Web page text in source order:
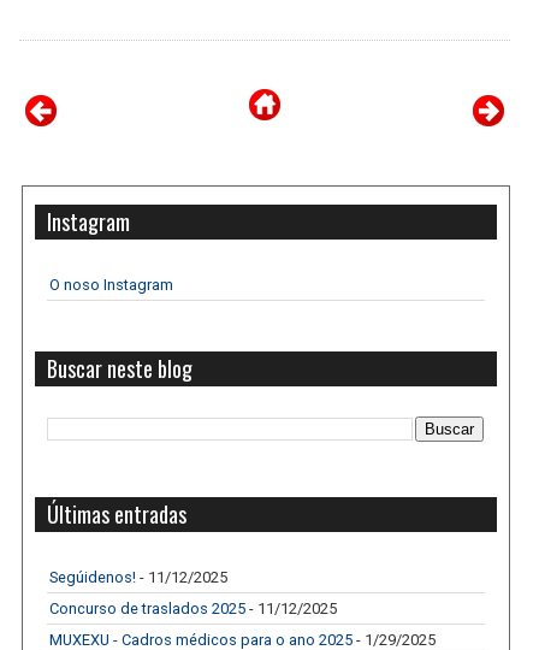
Instagram
O noso Instagram
Buscar neste blog
Últimas entradas
Segúidenos! - 11/12/2025
Concurso de traslados 2025 - 11/12/2025
MUXEXU - Cadros médicos para o ano 2025 - 1/29/2025